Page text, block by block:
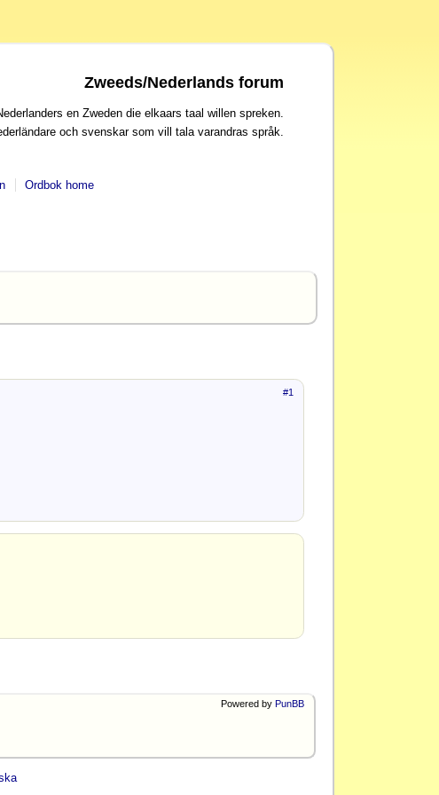
Zweeds/Nederlands forum
en Zweden die elkaars taal willen spreken.
och svenskar som vill tala varandras språk.
Ordbok home
#1
Powered by PunBB